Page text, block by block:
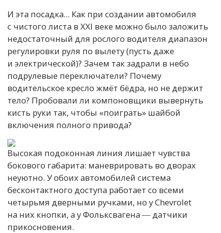
И эта посадка... Как при создании автомобиля
с чистого листа в XXI веке можно было заложить
недостаточный для рослого водителя диапазон
регулировки руля по вылету (пусть даже
и электрической)? Зачем так задрали в небо
подрулевые переключатели? Почему
водительское кресло жмёт бёдра, но не держит
тело? Пробовали ли компоновщики вывернуть
кисть руки так, чтобы «поиграть» шайбой
включения полного привода?
Высокая подоконная линия лишает чувства
бокового габарита: маневрировать во дворах
неуютно. У обоих автомобилей система
бесконтактного доступа работает со всеми
четырьмя дверными ручками, но у Chevrolet
на них кнопки, а у Фольксвагена ― датчики
прикосновения.